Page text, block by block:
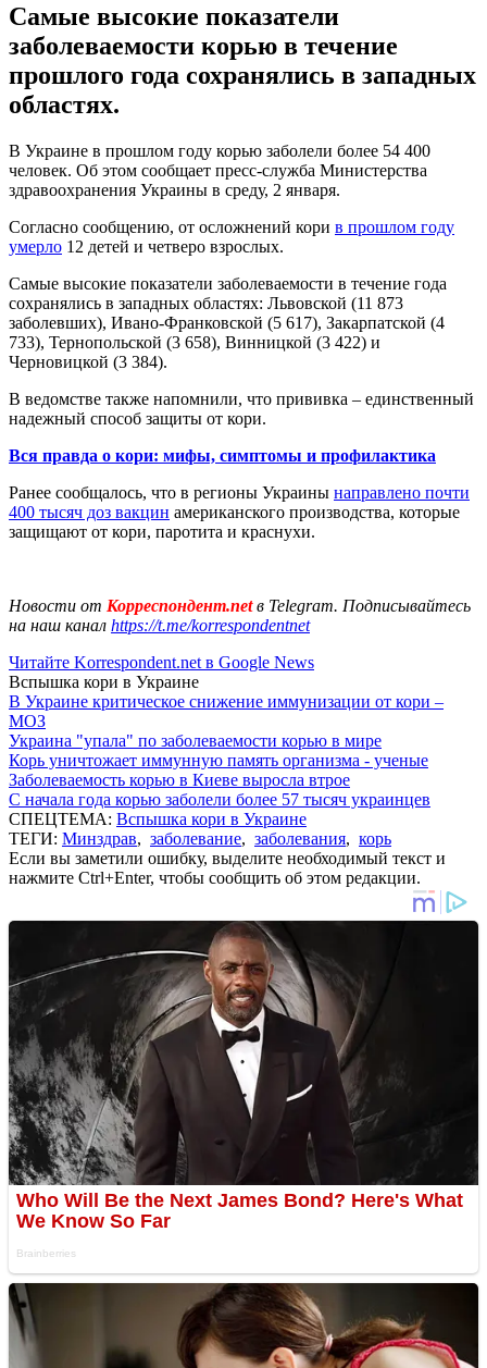
Самые высокие показатели
заболеваемости корью в течение
прошлого года сохранялись в западных
областях.
В Украине в прошлом году корью заболели более 54 400
человек. Об этом сообщает пресс-служба Министерства
здравоохранения Украины в среду, 2 января.
Согласно сообщению, от осложнений кори в прошлом году
умерло 12 детей и четверо взрослых.
Самые высокие показатели заболеваемости в течение года
сохранялись в западных областях: Львовской (11 873
заболевших), Ивано-Франковской (5 617), Закарпатской (4
733), Тернопольской (3 658), Винницкой (3 422) и
Черновицкой (3 384).
В ведомстве также напомнили, что прививка – единственный
надежный способ защиты от кори.
Вся правда о кори: мифы, симптомы и профилактика
Ранее сообщалось, что в регионы Украины направлено почти
400 тысяч доз вакцин американского производства, которые
защищают от кори, паротита и краснухи.
Новости от Корреспондент.netв Telegram. Подписывайтесь
на наш канал https://t.me/korrespondentnet
Читайте Korrespondent.net в Google News
Вспышка кори в Украине
В Украине критическое снижение иммунизации от кори –
МОЗ
Украина "упала" по заболеваемости корью в мире
Корь уничтожает иммунную память организма - ученые
Заболеваемость корью в Киеве выросла втрое
С начала года корью заболели более 57 тысяч украинцев
СПЕЦТЕМА: Вспышка кори в Украине
ТЕГИ: Минздрав, заболевание, заболевания, корь
Если вы заметили ошибку, выделите необходимый текст и
нажмите Ctrl+Enter, чтобы сообщить об этом редакции.